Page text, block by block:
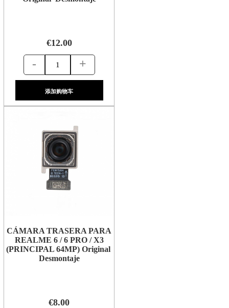
€12.00
- +
添加购物车
CÁMARA TRASERA PARA
REALME 6 / 6 PRO / X3
(PRINCIPAL 64MP) Original
Desmontaje
€8.00